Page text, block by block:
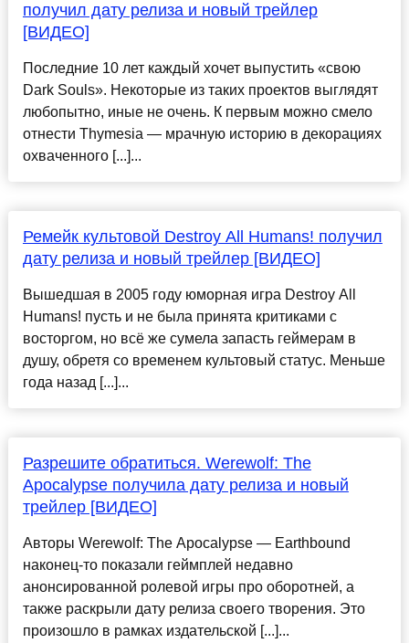
получил дату релиза и новый трейлер
[ВИДЕО]
Последние 10 лет каждый хочет выпустить «свою
Dark Souls». Некоторые из таких проектов выглядят
любопытно, иные не очень. К первым можно смело
отнести Thymesia — мрачную историю в декорациях
охваченного [...]...
Ремейк культовой Destroy All Humans! получил
дату релиза и новый трейлер [ВИДЕО]
Вышедшая в 2005 году юморная игра Destroy All
Humans! пусть и не была принята критиками с
восторгом, но всё же сумела запасть геймерам в
душу, обретя со временем культовый статус. Меньше
года назад [...]...
Разрешите обратиться. Werewolf: The
Apocalypse получила дату релиза и новый
трейлер [ВИДЕО]
Авторы Werewolf: The Apocalypse — Earthbound
наконец-то показали геймплей недавно
анонсированной ролевой игры про оборотней, а
также раскрыли дату релиза своего творения. Это
произошло в рамках издательской [...]...